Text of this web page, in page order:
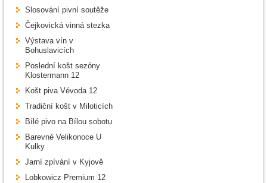
Slosování pivní soutěže
Čejkovická vinná stezka
Výstava vín v
Bohuslavicích
Poslední košt sezóny
Klostermann 12
Košt piva Vévoda 12
Tradiční košt v Miloticích
Bílé pivo na Bílou sobotu
Barevné Velikonoce U
Kulky
Jarní zpívání v Kyjově
Lobkowicz Premium 12